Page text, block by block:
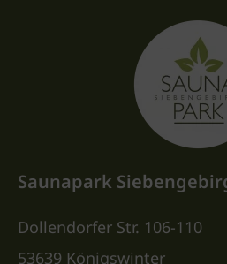
Saunapark
Dollendorfer Str. 106-110
53639 Königswinter